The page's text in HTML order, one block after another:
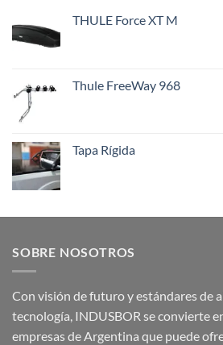
THULE Force XT M
Thule FreeWay 968
Tapa Rígida
SOBRE NOSOTROS
Con visión de futuro y estándares de
tecnología, INDUSBOR se convierte
empresas de Argentina que puede